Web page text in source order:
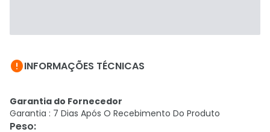
INFORMAÇÕES TÉCNICAS
Garantia do Fornecedor
Garantia : 7 Dias Após O Recebimento Do Produto
Peso: